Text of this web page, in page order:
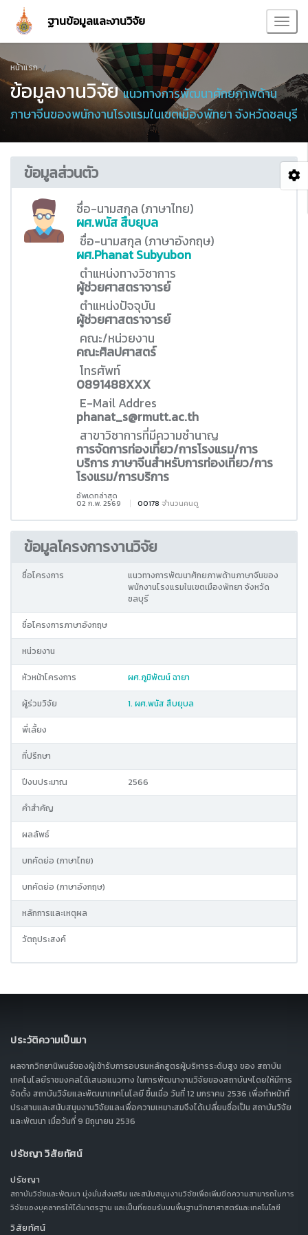
ฐานข้อมูลและงานวิจัย
หน้าแรก
ข้อมูลงานวิจัยแนวทางการพัฒนาศักยภาพด้าน
ภาษาจีนของพนักงานโรงแรมในเขตเมืองพัทยา จังหวัดชลบุรี
ข้อมูลส่วนตัว
ชื่อ-นามสกุล (ภาษาไทย)
ผศ.พนัส สืบยุบล
ชื่อ-นามสกุล (ภาษาอังกฤษ)
ผศ.Phanat Subyubon
ตำแหน่งทางวิชาการ
ผู้ช่วยศาสตราจารย์
ตำแหน่งปัจจุบัน
ผู้ช่วยศาสตราจารย์
คณะ/หน่วยงาน
คณะศิลปศาสตร์
โทรศัพท์
0891488XXX
E-Mail Addres
phanat_s@rmutt.ac.th
สาขาวิชาการที่มีความชำนาญ
การจัดการท่องเที่ยว/การโรงแรม/การ
บริการ ภาษาจีนสำหรับการท่องเที่ยว/การ
โรงแรม/การบริการ
อัพเดทล่าสุด
02 ก.พ. 2569 00178 จำนวนคนดู
ข้อมูลโครงการงานวิจัย
ชื่อโครงการ
แนวทางการพัฒนาศักยภาพด้านภาษาจีนของ
พนักงานโรงแรมในเขตเมืองพัทยา จังหวัด
ชลบุรี
ชื่อโครงการภาษาอังกฤษ
หน่วยงาน
หัวหน้าโครงการ ผศ.ภูมิพัฒน์ ฉายา
ผู้ร่วมวิจัย 1. ผศ.พนัส สืบยุบล
พี่เลี้ยง
ที่ปรึกษา
ปีงบประมาณ 2566
คำสำคัญ
ผลลัพธ์
บทคัดย่อ (ภาษาไทย)
บทคัดย่อ (ภาษาอังกฤษ)
หลักการและเหตุผล
วัตถุประสงค์
ประวัติความเป็นมา
ผลจากวิทยานิพนธ์ของผู้เข้ารับการอบรมหลักสูตรผู้บริหารระดับสูง ของ สถาบัน
เทคโนโลยีราชมงคลได้เสนอแนวทาง ในการพัฒนางานวิจัยของสถาบันฯโดยให้มีการ
จัดตั้ง สถาบันวิจัยและพัฒนาเทคโนโลยี ขึ้นเมื่อ วันที่ 12 มกราคม 2536 เพื่อทำหน้าที่
ประสานและสนับสนุนงานวิจัยและเพื่อความเหมาะสมจึงได้เปลี่ยนชื่อเป็น สถาบันวิจัย
และพัฒนา เมื่อวันที่ 9 มิถุนายน 2536
ปรัชญา วิสัยทัศน์
ปรัชญา
สถาบันวิจัยและพัฒนา มุ่งมั่นส่งเสริม และสนับสนุนงานวิจัยเพื่อเพิ่มขีดความสามารถในการ
วิจัยของบุคลากรให้ได้มาตรฐาน และเป็นที่ยอมรับบนพื้นฐานวิทยาศาสตร์และเทคโนโลยี
วิสัยทัศน์